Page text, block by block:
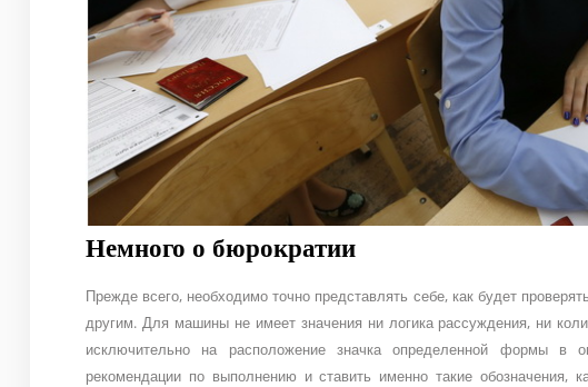
Немного о бюрократии
Прежде всего, необходимо точно представлять себе, как будет
другим. Для машины не имеет значения ни логика рассуждения, ни
исключительно на расположение значка определенной формы в
рекомендации по выполнению и ставить именно такие обозначения,